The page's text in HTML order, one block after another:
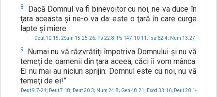
8
Dacă Domnul va fi binevoitor cu noi, ne va duce în
ţara aceasta şi ne-o va da: este o ţară în care curge
lapte şi miere.
Deut 10.15; 2Sam 15.25-26; Ps 22.8; Ps 147.10-11; Isa 62.4; Num 13.27;
9
Numai nu vă răzvrătiţi împotriva Domnului şi nu vă
temeţi de oamenii din ţara aceea, căci îi vom mânca.
Ei nu mai au niciun sprijin: Domnul este cu noi, nu vă
temeţi de ei!”
Deut 9.7-24; Deut 7.18; Deut 20.3; Num 24.8; Gen 48.21; Exod 33.16; Deut 20.1-